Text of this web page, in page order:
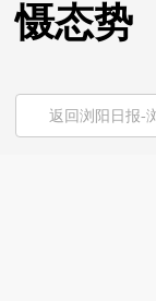
慑态势
返回浏阳日报-